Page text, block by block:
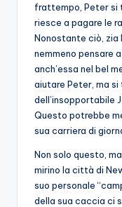
frattempo, Peter si
riesce a pagare le
Nonostante ciò, zia
nemmeno pensare
anch’essa nel bel
aiutare Peter, ma
dell’insopportabile
Questo potrebbe
sua carriera di
Non solo questo,
mirino la città di
suo personale
della sua caccia ci